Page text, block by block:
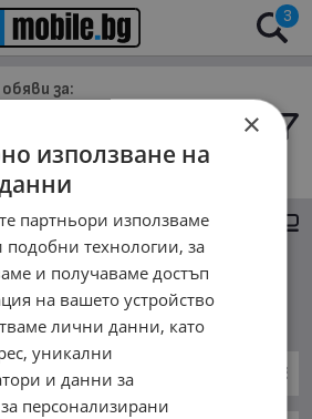
3
за:
за Автомобили и
в обл. Ловеч, Населено място
по: Най-новите обяви
Големи снимки
намерени обяви
джанти за Автомобили и Джипове
×
използване на
партньори използваме
подобни технологии, за
и получаваме достъп
на вашето устройство
лични данни, като
уникални
и данни за
персонализирани